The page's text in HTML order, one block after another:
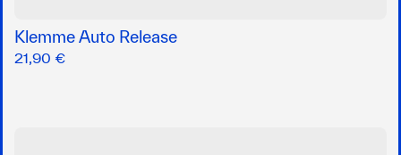
Klemme Auto Release
21,90 €